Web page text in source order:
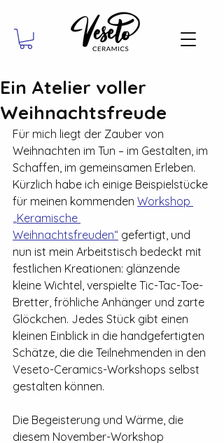
Ein Atelier voller
Weihnachtsfreude
Für mich liegt der Zauber von
Weihnachten im Tun – im Gestalten, im
Schaffen, im gemeinsamen Erleben.
Kürzlich habe ich einige Beispielstücke
für meinen kommenden Workshop
„Keramische
Weihnachtsfreuden“ gefertigt, und
nun ist mein Arbeitstisch bedeckt mit
festlichen Kreationen: glänzende
kleine Wichtel, verspielte Tic-Tac-Toe-
Bretter, fröhliche Anhänger und zarte
Glöckchen. Jedes Stück gibt einen
kleinen Einblick in die handgefertigten
Schätze, die die Teilnehmenden in den
Veseto-Ceramics-Workshops selbst
gestalten können.
Die Begeisterung und Wärme, die
diesem November-Workshop